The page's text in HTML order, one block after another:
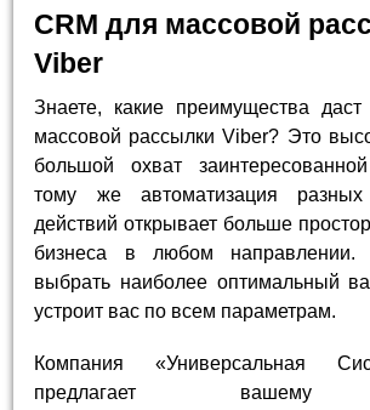
CRM для массовой
Viber
Знаете, какие преимущества
массовой рассылки Viber? Это
большой охват
тому же автоматизация разных
действий открывает больше
бизнеса в любом направлении.
выбрать наиболее оптимальный
устроит вас по всем параметрам.
Компания «Универсальная
предлагает вашему